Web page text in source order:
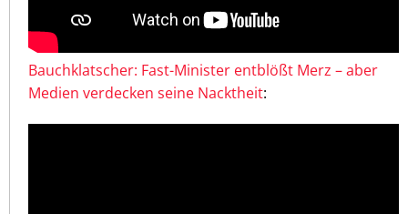
Bauchklatscher: Fast-Minister entblößt Merz – aber
Medien verdecken seine Nacktheit: